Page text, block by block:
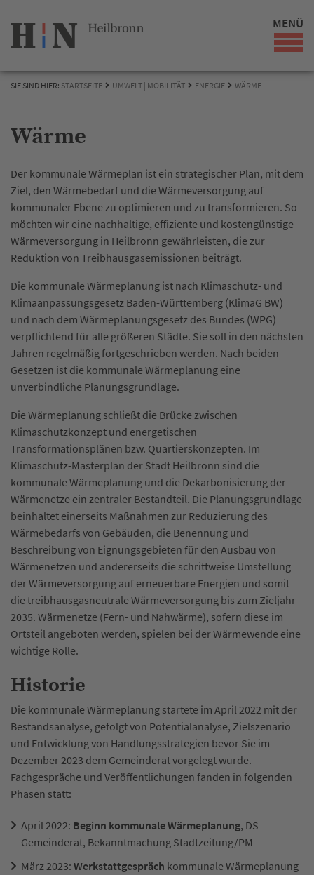
MENÜ
SIE SIND HIER: STARTSEITE UMWELT | MOBILITÄT ENERGIE WÄRME
Wärme
Der kommunale Wärmeplan ist ein strategischer Plan, mit dem
Ziel, den Wärmebedarf und die Wärmeversorgung auf
kommunaler Ebene zu optimieren und zu transformieren. So
möchten wir eine nachhaltige, effiziente und kostengünstige
Wärmeversorgung in Heilbronn gewährleisten, die zur
Reduktion von Treibhausgasemissionen beiträgt.
Die kommunale Wärmeplanung ist nach Klimaschutz- und
Klimaanpassungsgesetz Baden-Württemberg (KlimaG BW)
und nach dem Wärmeplanungsgesetz des Bundes (WPG)
verpflichtend für alle größeren Städte. Sie soll in den nächsten
Jahren regelmäßig fortgeschrieben werden. Nach beiden
Gesetzen ist die kommunale Wärmeplanung eine
unverbindliche Planungsgrundlage.
Die Wärmeplanung schließt die Brücke zwischen
Klimaschutzkonzept und energetischen
Transformationsplänen bzw. Quartierskonzepten. Im
Klimaschutz-Masterplan der Stadt Heilbronn sind die
kommunale Wärmeplanung und die Dekarbonisierung der
Wärmenetze ein zentraler Bestandteil. Die Planungsgrundlage
beinhaltet einerseits Maßnahmen zur Reduzierung des
Wärmebedarfs von Gebäuden, die Benennung und
Beschreibung von Eignungsgebieten für den Ausbau von
Wärmenetzen und andererseits die schrittweise Umstellung
der Wärmeversorgung auf erneuerbare Energien und somit
die treibhausgasneutrale Wärmeversorgung bis zum Zieljahr
2035. Wärmenetze (Fern- und Nahwärme), sofern diese im
Ortsteil angeboten werden, spielen bei der Wärmewende eine
wichtige Rolle.
Historie
Die kommunale Wärmeplanung startete im April 2022 mit der
Bestandsanalyse, gefolgt von Potentialanalyse, Zielszenario
und Entwicklung von Handlungsstrategien bevor Sie im
Dezember 2023 dem Gemeinderat vorgelegt wurde.
Fachgespräche und Veröffentlichungen fanden in folgenden
Phasen statt:
April 2022: Beginn kommunale Wärmeplanung, DS
Gemeinderat, Bekanntmachung Stadtzeitung/PM
März 2023: Werkstattgespräch kommunale Wärmeplanung